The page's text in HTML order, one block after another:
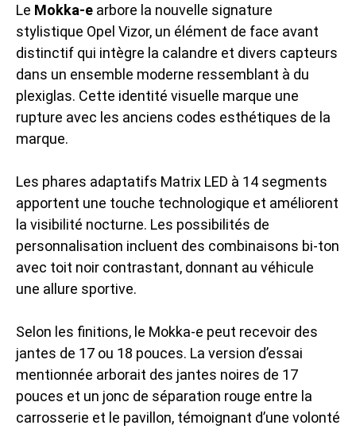
Le Mokka-e arbore la nouvelle signature
stylistique Opel Vizor, un élément de face avant
distinctif qui intègre la calandre et divers capteurs
dans un ensemble moderne ressemblant à du
plexiglas. Cette identité visuelle marque une
rupture avec les anciens codes esthétiques de la
marque.
Les phares adaptatifs Matrix LED à 14 segments
apportent une touche technologique et améliorent
la visibilité nocturne. Les possibilités de
personnalisation incluent des combinaisons bi-ton
avec toit noir contrastant, donnant au véhicule
une allure sportive.
Selon les finitions, le Mokka-e peut recevoir des
jantes de 17 ou 18 pouces. La version d’essai
mentionnée arborait des jantes noires de 17
pouces et un jonc de séparation rouge entre la
carrosserie et le pavillon, témoignant d’une volonté